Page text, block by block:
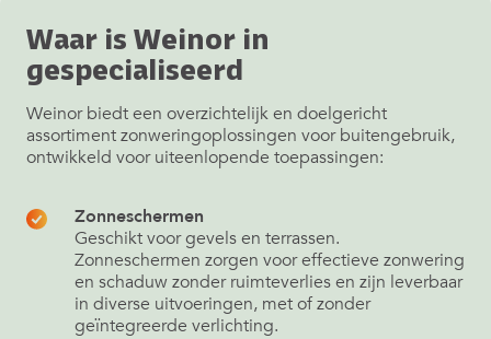
Waar is Weinor in
gespecialiseerd
Weinor biedt een overzichtelijk en doelgericht
assortiment zonweringoplossingen voor buitengebruik,
ontwikkeld voor uiteenlopende toepassingen:
Zonneschermen
Geschikt voor gevels en terrassen.
Zonneschermen zorgen voor effectieve zonwering
en schaduw zonder ruimteverlies en zijn leverbaar
in diverse uitvoeringen, met of zonder
geïntegreerde verlichting.